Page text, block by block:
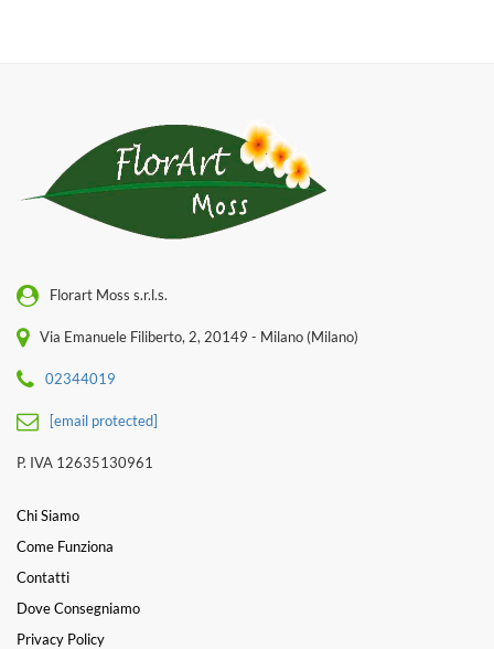
Florart Moss s.r.l.s.
Via Emanuele Filiberto, 2, 20149 - Milano (Milano)
02344019
[email protected]
P. IVA 12635130961
Chi Siamo
Come Funziona
Contatti
Dove Consegniamo
Privacy Policy